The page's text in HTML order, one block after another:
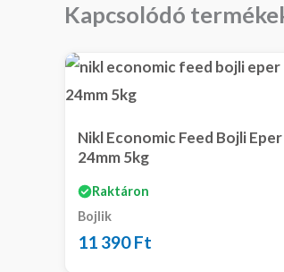
Kapcsolódó
Nikl Economic Feed Bojli Eper
24mm 5kg
Raktáron
Bojlik
11 390Ft